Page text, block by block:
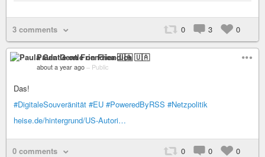
3 comments 0 3 0
Paula Gentle on Friendica 🇺🇦
about a year ago – Public
Das!
#DigitaleSouveränität #EU #PoweredByRSS #Netzpolitik
heise.de/hintergrund/US-Autori…
0 comments 0 0 0